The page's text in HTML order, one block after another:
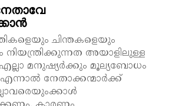
ചിന്തകളെയും
അയാളിലുള്ള
മനുഷ്യർക്കും മൂല്യബോധം
എന്നാൽ നേതാക്കന്മാർക്ക്